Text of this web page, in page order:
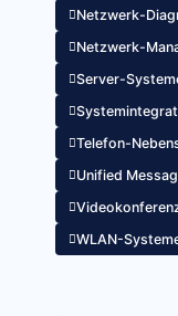
Netzwerk-
Netzwerk-
Server-
Telefon-
Unified
WLAN-